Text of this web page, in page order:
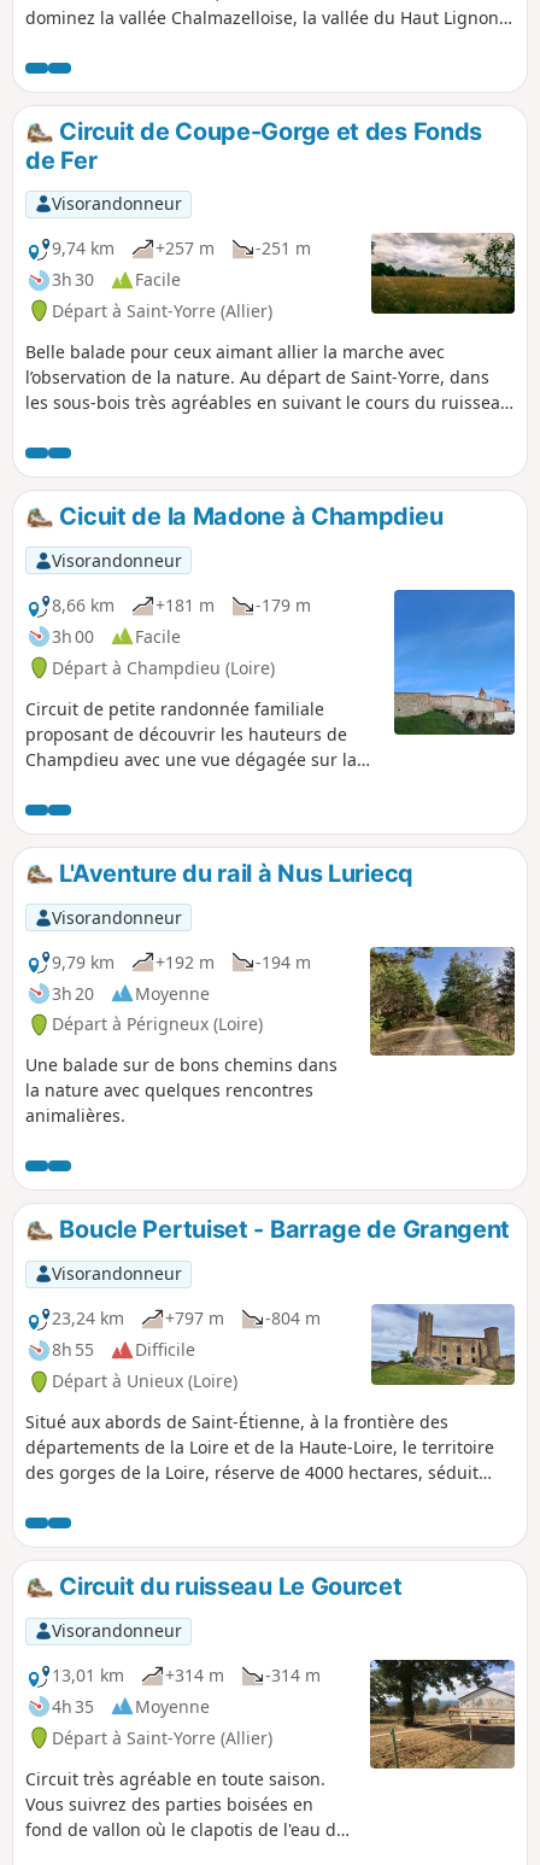
dominez la vallée Chalmazelloise, la vallée du Haut Lignon,
attirée par les nombreux champs de myrtilles.
Circuit de Coupe-Gorge et des Fonds
de Fer
Visorandonneur
9,74 km
+257 m
-251 m
3h 30
Facile
Départ à Saint-Yorre (Allier)
Belle balade pour ceux aimant allier la marche avec
l’observation de la nature. Au départ de Saint-Yorre, dans
les sous-bois très agréables en suivant le cours du ruisseau
ruisseaux de Coupe-Gorge et des Fonts de Fer. Parties
dégagées sur les Monts Dômes, la plaine de Vichy et la
colline du Vernet.
Cicuit de la Madone à Champdieu
Visorandonneur
8,66 km
+181 m
-179 m
3h 00
Facile
Départ à Champdieu (Loire)
Circuit de petite randonnée familiale
proposant de découvrir les hauteurs de
Champdieu avec une vue dégagée sur la
L'Aventure du rail à Nus Luriecq
Visorandonneur
9,79 km
+192 m
-194 m
3h 20
Moyenne
Départ à Périgneux (Loire)
Une balade sur de bons chemins dans
la nature avec quelques rencontres
animalières.
Boucle Pertuiset - Barrage de Grangent
Visorandonneur
23,24 km
+797 m
-804 m
8h 55
Difficile
Départ à Unieux (Loire)
Situé aux abords de Saint-Étienne, à la frontière des
départements de la Loire et de la Haute-Loire, le territoire
des gorges de la Loire, réserve de 4000 hectares, séduit
remarquables, ses éperons rocheux, son très beau lac de
Grangent, mais aussi ses châteaux médiévaux et ses
villages typiques.
Circuit du ruisseau Le Gourcet
Visorandonneur
13,01 km
+314 m
-314 m
4h 35
Moyenne
Départ à Saint-Yorre (Allier)
Circuit très agréable en toute saison.
Vous suivrez des parties boisées en
fond de vallon où le clapotis de l'eau du